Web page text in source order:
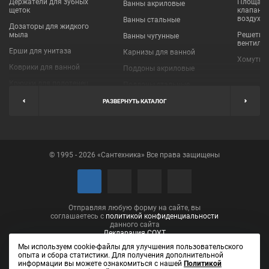
Держатели для зубных
щеток
Дозаторы для жидкого
мыла
Ерши для унитаза
Коврики для ванной
Мыльницы
Полотенцедержатели
Сушилки для белья
Ванны акриловые
Ванны стальные
Ванны чугунные
Карнизы для ванной
Поддоны акриловые
Пробки для ванн
клапаны
Решетки
Хомуты
РАЗВЕРНУТЬ КАТАЛОГ
© 1995 - 2026 «Сантехника» Все права защищены
Отправляя любую форму на сайте, вы
соглашаетесь с политикой конфиденциальности
данного сайта
Декларация СОУТ
Мы используем cookie-файлы для улучшения пользовательского
опыта и сбора статистики. Для получения дополнительной
информации вы можете ознакомиться с нашей Политикой